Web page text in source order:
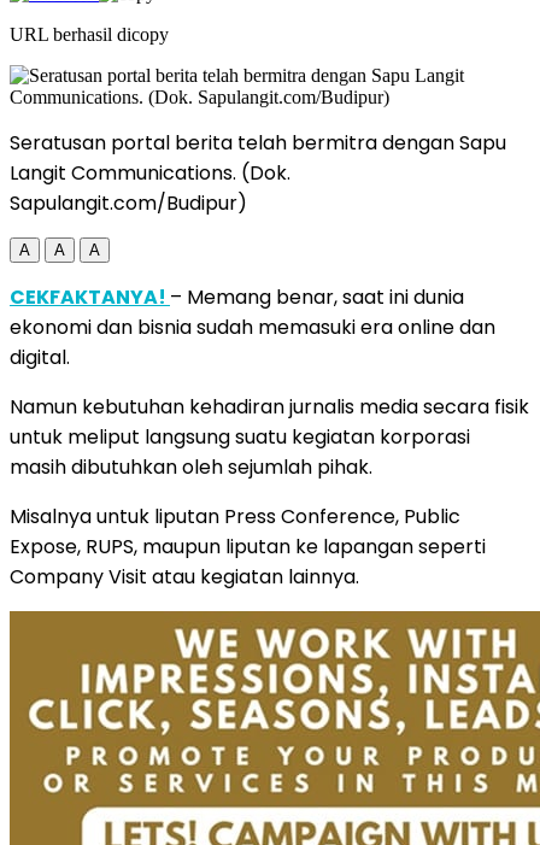
URL berhasil dicopy
Seratusan portal berita telah bermitra dengan Sapu
Langit Communications. (Dok.
Sapulangit.com/Budipur)
A A A
CEKFAKTANYA! – Memang benar, saat ini dunia
ekonomi dan bisnia sudah memasuki era online dan
digital.
Namun kebutuhan kehadiran jurnalis media secara fisik
untuk meliput langsung suatu kegiatan korporasi
masih dibutuhkan oleh sejumlah pihak.
Misalnya untuk liputan Press Conference, Public
Expose, RUPS, maupun liputan ke lapangan seperti
Company Visit atau kegiatan lainnya.